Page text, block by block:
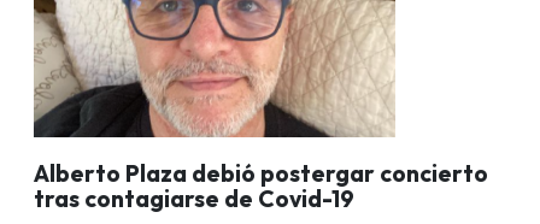
Alberto Plaza debió postergar concierto
tras contagiarse de Covid-19